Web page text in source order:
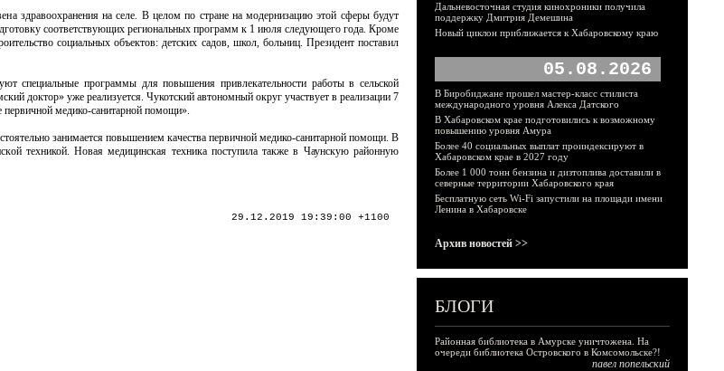
здравоохранения на селе. В целом по стране на модернизацию этой сферы будут
соответствующих региональных программ к 1 июля следующего года. Кроме
социальных объектов: детских садов, школ, больниц. Президент поставил
специальные программы для повышения привлекательности работы в сельской
доктор» уже реализуется. Чукотский автономный округ участвует в реализации 7
первичной медико-санитарной помощи».
занимается повышением качества первичной медико-санитарной помощи. В
техникой. Новая медицинская техника поступила также в Чаунскую районную
29.12.2019 19:39:00 +1100
Дальневосточная студия кинохроники получила
поддержку Дмитрия Демешина
Новый циклон приближается к Хабаровскому краю
05.08.2026
В Биробиджане прошел мастер-класс стилиста
международного уровня Алекса Датского
В Хабаровском крае подготовились к возможному
повышению уровня Амура
Более 40 социальных выплат проиндексируют в
Хабаровском крае в 2027 году
Более 1 000 тонн бензина и дизтоплива доставили в
северные территории Хабаровского края
Бесплатную сеть Wi-Fi запустили на площади имени
Ленина в Хабаровске
Архив новостей >>
БЛОГИ
Районная библиотека в Амурске уничтожена. На
очереди библиотека Островского в Комсомольске?!
павел попельский